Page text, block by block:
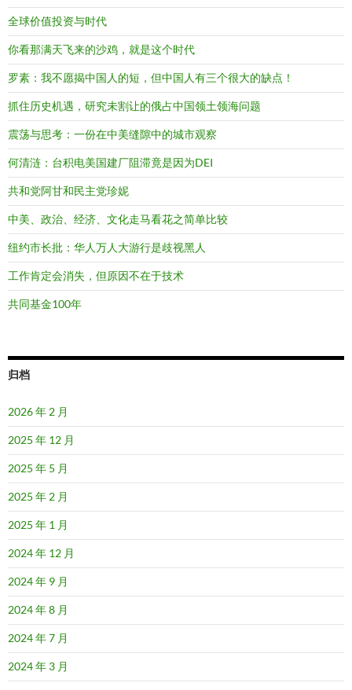
全球价值投资与时代
你看那满天飞来的沙鸡，就是这个时代
罗素：我不愿揭中国人的短，但中国人有三个很大的缺点！
抓住历史机遇，研究未割让的俄占中国领土领海问题
震荡与思考：一份在中美缝隙中的城市观察
何清涟：台积电美国建厂阻滞竟是因为DEI
共和党阿甘和民主党珍妮
中美、政治、经济、文化走马看花之简单比较
纽约市长批：华人万人大游行是歧视黑人
工作肯定会消失，但原因不在于技术
共同基金100年
归档
2026 年 2 月
2025 年 12 月
2025 年 5 月
2025 年 2 月
2025 年 1 月
2024 年 12 月
2024 年 9 月
2024 年 8 月
2024 年 7 月
2024 年 3 月